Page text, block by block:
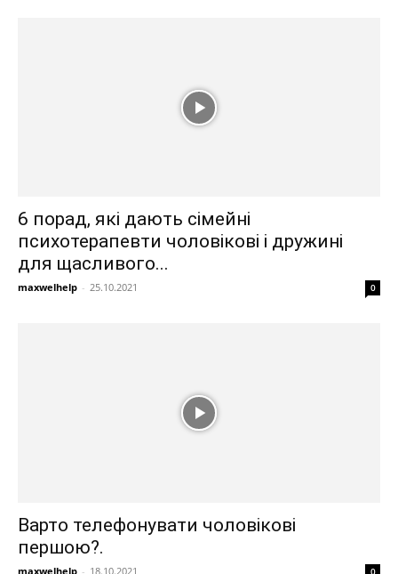
6 порад, які дають сімейні
психотерапевти чоловікові і дружині
для щасливого...
maxwelhelp - 25.10.2021 0
Варто телефонувати чоловікові
першою?.
maxwelhelp - 18.10.2021 0